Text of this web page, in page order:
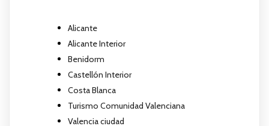
Alicante
Alicante Interior
Benidorm
Castellón Interior
Costa Blanca
Turismo Comunidad Valenciana
Valencia ciudad